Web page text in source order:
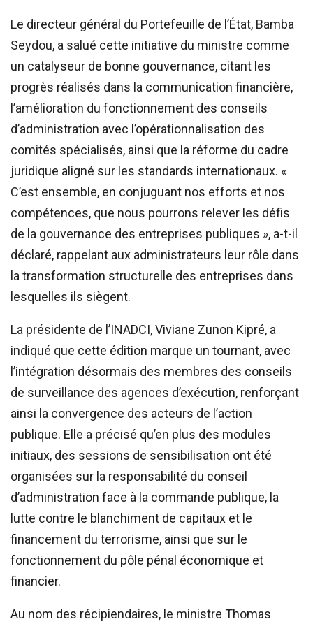
Le directeur général du Portefeuille de l’État, Bamba
Seydou, a salué cette initiative du ministre comme
un catalyseur de bonne gouvernance, citant les
progrès réalisés dans la communication financière,
l’amélioration du fonctionnement des conseils
d’administration avec l’opérationnalisation des
comités spécialisés, ainsi que la réforme du cadre
juridique aligné sur les standards internationaux. «
C’est ensemble, en conjuguant nos efforts et nos
compétences, que nous pourrons relever les défis
de la gouvernance des entreprises publiques », a-t-il
déclaré, rappelant aux administrateurs leur rôle dans
la transformation structurelle des entreprises dans
lesquelles ils siègent.
La présidente de l’INADCI, Viviane Zunon Kipré, a
indiqué que cette édition marque un tournant, avec
l’intégration désormais des membres des conseils
de surveillance des agences d’exécution, renforçant
ainsi la convergence des acteurs de l’action
publique. Elle a précisé qu’en plus des modules
initiaux, des sessions de sensibilisation ont été
organisées sur la responsabilité du conseil
d’administration face à la commande publique, la
lutte contre le blanchiment de capitaux et le
financement du terrorisme, ainsi que sur le
fonctionnement du pôle pénal économique et
financier.
Au nom des récipiendaires, le ministre Thomas